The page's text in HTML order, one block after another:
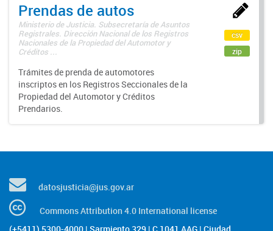
Prendas de autos
Ministerio de Justicia. Subsecretaría de Asuntos
Registrales. Dirección Nacional de los Registros
Nacionales de la Propiedad del Automotor y
Créditos ...
Trámites de prenda de automotores
inscriptos en los Registros Seccionales de la
Propiedad del Automotor y Créditos
Prendarios.
csv
zip
datosjusticia@jus.gov.ar
Commons Attribution 4.0 International license